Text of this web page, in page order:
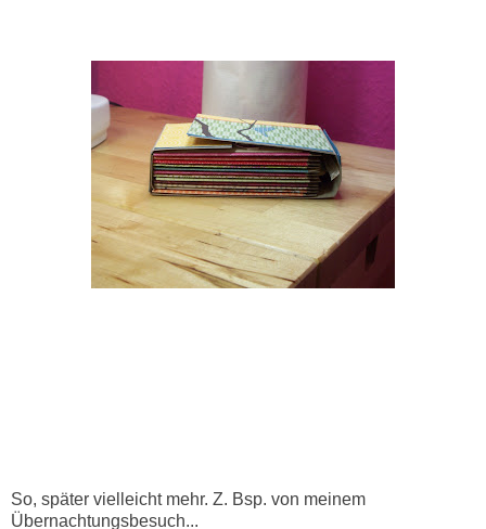
So, später vielleicht mehr. Z. Bsp. von meinem
Übernachtungsbesuch...